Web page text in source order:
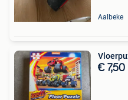
Aalbeke
€ 7,50